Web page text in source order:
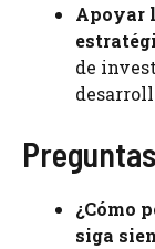
Apoyar
de
¿Cómo
siga